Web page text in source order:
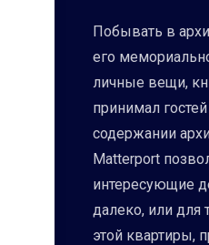
Побывать в
его
личные вещи,
принимал
содержании
Matterport
интересующие
далеко, или для
этой квартиры,